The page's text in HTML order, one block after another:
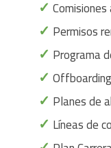
✓
✓ Permisos
✓ Programa
✓
✓ Planes de
✓ Líneas de